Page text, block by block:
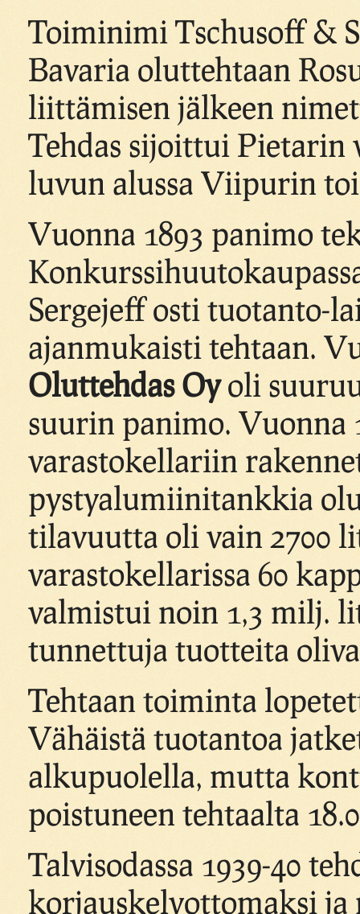
Toiminimi Tschusoff &
Bavaria oluttehtaan
liittämisen jälkeen
Tehdas sijoittui Pietarin
luvun alussa Viipurin
Vuonna 1893 panimo
Sergejeff osti tuotanto-
ajanmukaisti tehtaan.
Oluttehdas Oyoli
suurin panimo. Vuonna
varastokellariin
pystyalumiinitankkia
tilavuutta oli vain 2700
varastokellarissa 60
valmistui noin 1,3 milj.
tunnettuja tuotteita
Tehtaan toiminta
Vähäistä tuotantoa
alkupuolella, mutta
poistuneen tehtaalta
Talvisodassa 1939-40
korjauskelvottomaksi